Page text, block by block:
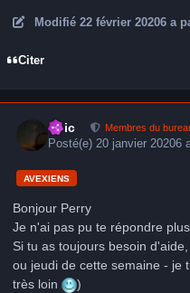
Modifié 22 février 20206 a
Citer
Loic Membres du
Posté(e)20 janvier 20206
AVEXIENS
Bonjour Perry
Je n'ai pas pu te répondre
Si tu as toujours besoin
ou jeudi de cette semaine - je
très loin
)